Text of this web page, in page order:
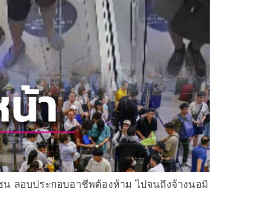
น ลอบประกอบอาชีพต้องห้าม ไปจนถึงจ้างนอมิ